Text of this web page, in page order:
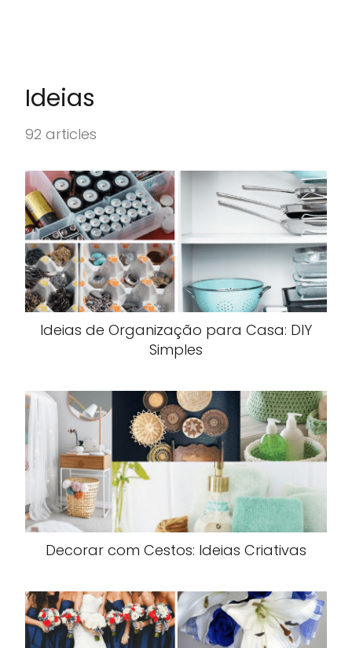
Ideias
92 articles
Ideias de Organização para Casa: DIY
Simples
Decorar com Cestos: Ideias Criativas